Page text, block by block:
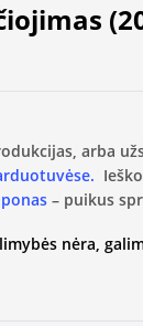
arba
– puikus
nėra,